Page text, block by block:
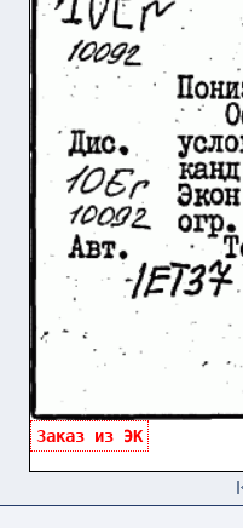
Заказ из ЭК